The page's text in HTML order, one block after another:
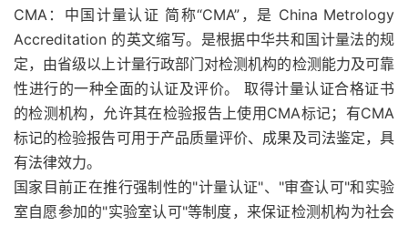
CMA：中国计量认证 简称“CMA”，是 China Metrology
Accreditation 的英文缩写。是根据中华共和国计量法的规
定，由省级以上计量行政部门对检测机构的检测能力及可靠
性进行的一种全面的认证及评价。 取得计量认证合格证书
的检测机构，允许其在检验报告上使用CMA标记；有CMA
标记的检验报告可用于产品质量评价、成果及司法鉴定，具
有法律效力。
国家目前正在推行强制性的"计量认证"、"审查认可"和实验
室自愿参加的"实验室认可"等制度，来保证检测机构为社会